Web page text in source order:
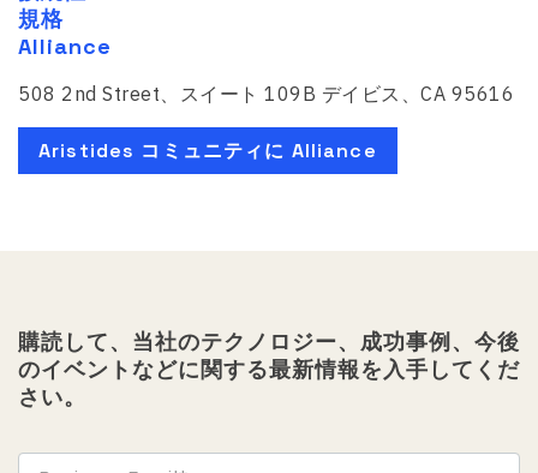
規格
Alliance
508 2nd Street、スイート 109B デイビス、CA 95616
Aristides コミュニティに Alliance
購読して、当社のテクノロジー、成功事例、今後
のイベントなどに関する最新情報を入手してくだ
さい。